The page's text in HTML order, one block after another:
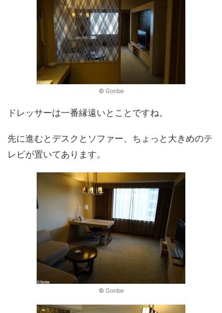
© Gonbe
ドレッサーは一番縁遠いとことですね。
先に進むとデスクとソファー、ちょっと大きめのテ
レビが置いてあります。
© Gonbe